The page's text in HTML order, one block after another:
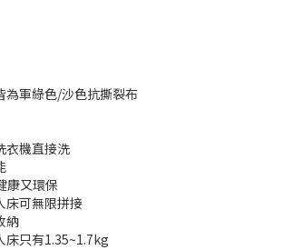
為軍綠色/沙色抗撕裂布
衣機直接洗
康又環保
床可無限拼接
納
床只有1.35~1.7kg